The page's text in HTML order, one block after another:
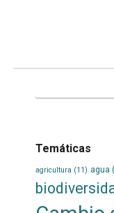
Temáticas
agricultura (11) agua